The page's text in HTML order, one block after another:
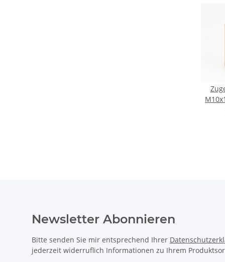
für
Newsletter Abonnieren
Bitte senden Sie mir entsprechend Ihrer
jederzeit widerruflich Informationen zu Ihrem